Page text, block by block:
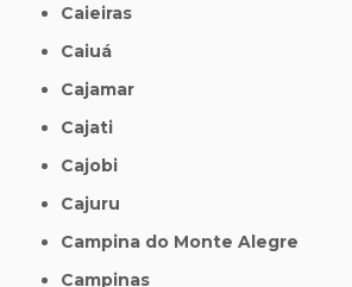
Caieiras
Caiuá
Cajamar
Cajati
Cajobi
Cajuru
Campina do Monte Alegre
Campinas